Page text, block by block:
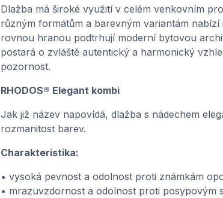
Dlažba má široké využití v celém venkovním
různým formátům a barevným variantám
rovnou hranou podtrhují moderní bytovou
postará o zvláště autentický a harmonický
pozornost.
RHODOS® Elegant kombi
Jak již název napovídá, dlažba s nádechem
rozmanitost barev.
Charakteristika:
• vysoká pevnost a odolnost proti známkám
• mrazuvzdornost a odolnost proti posypovým